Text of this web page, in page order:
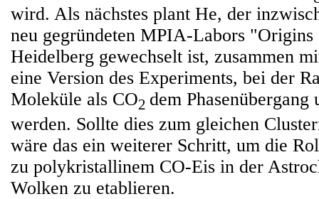
wird. Als nächstes plant He, der
neu gegründeten MPIA-Labors
Heidelberg gewechselt ist, zusammen
eine Version des Experiments, bei der
Moleküle als CO2 dem
werden. Sollte dies zum gleichen
wäre das ein weiterer Schritt, um die
zu polykristallinem CO-Eis in der
Wolken zu etablieren.